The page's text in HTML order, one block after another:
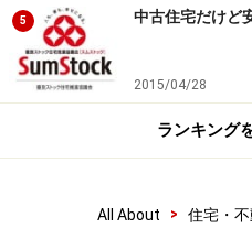
5 中古住宅だけど
2015/04/28
ランキング
All About > 住宅・